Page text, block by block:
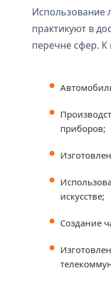
Использование
практикуют в
перечне сфер. К
приборов;
искусстве;
Создание